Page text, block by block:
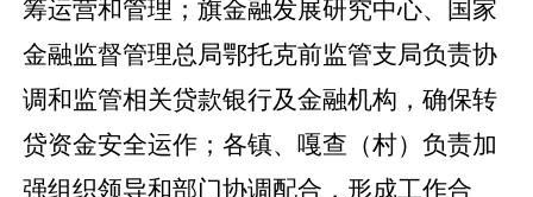
筹运营和管理；旗金融发展研究中心、国家
金融监督管理总局鄂托克前监管支局负责协
调和监管相关贷款银行及金融机构，确保转
贷资金安全运作；各镇、嘎查（村）负责加
强组织领导和部门协调配合，形成工作合